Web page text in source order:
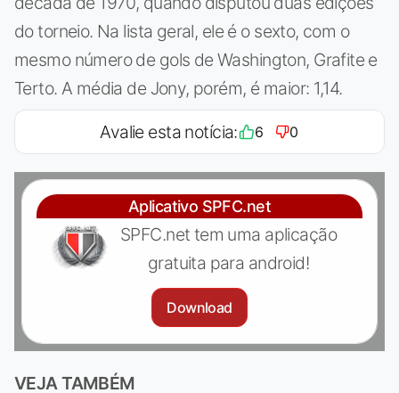
do torneio. Na lista geral, ele é o sexto, com o
mesmo número de gols de Washington, Grafite e
Terto. A média de Jony, porém, é maior: 1,14.
Avalie esta notícia: 6 0
Aplicativo SPFC.net
SPFC.net tem uma aplicação
gratuita para android!
Download
VEJA TAMBÉM